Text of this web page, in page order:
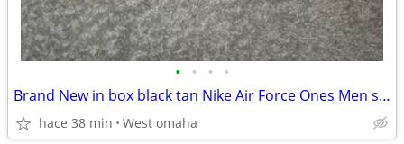
• • • •
Brand New in box black tan Nike Air Force Ones Men size 10
hace 38 min West omaha